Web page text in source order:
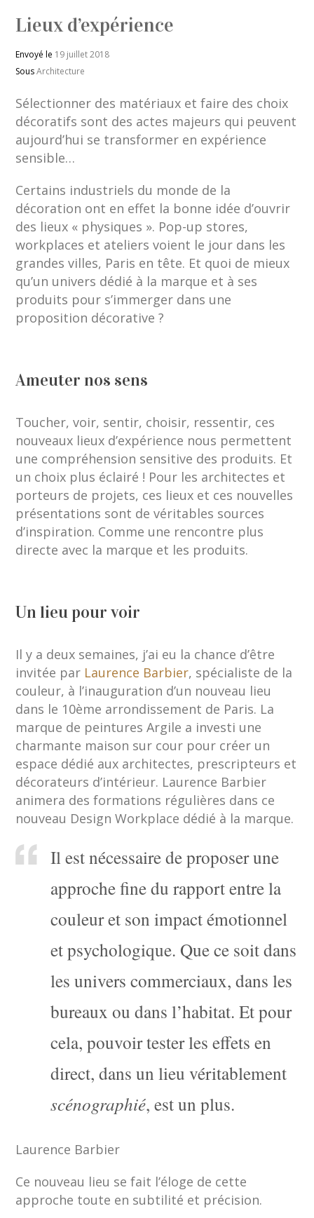
Lieux d’expérience
Envoyé le 19 juillet 2018
SousArchitecture
Sélectionner des matériaux et faire des choix
décoratifs sont des actes majeurs qui peuvent
aujourd’hui se transformer en expérience
sensible…
Certains industriels du monde de la
décoration ont en effet la bonne idée d’ouvrir
des lieux « physiques ». Pop-up stores,
workplaces et ateliers voient le jour dans les
grandes villes, Paris en tête. Et quoi de mieux
qu’un univers dédié à la marque et à ses
produits pour s’immerger dans une
proposition décorative ?
Ameuter nos sens
Toucher, voir, sentir, choisir, ressentir, ces
nouveaux lieux d’expérience nous permettent
une compréhension sensitive des produits. Et
un choix plus éclairé ! Pour les architectes et
porteurs de projets, ces lieux et ces nouvelles
présentations sont de véritables sources
d’inspiration. Comme une rencontre plus
directe avec la marque et les produits.
Un lieu pour voir
Il y a deux semaines, j’ai eu la chance d’être
invitée par Laurence Barbier, spécialiste de la
couleur, à l’inauguration d’un nouveau lieu
dans le 10ème arrondissement de Paris. La
marque de peintures Argile a investi une
charmante maison sur cour pour créer un
espace dédié aux architectes, prescripteurs et
décorateurs d’intérieur. Laurence Barbier
animera des formations régulières dans ce
nouveau Design Workplace dédié à la marque.
Il est nécessaire de proposer une
approche fine du rapport entre la
couleur et son impact émotionnel
et psychologique. Que ce soit dans
les univers commerciaux, dans les
bureaux ou dans l’habitat. Et pour
cela, pouvoir tester les effets en
direct, dans un lieu véritablement
scénographié, est un plus.
Laurence Barbier
Ce nouveau lieu se fait l’éloge de cette
approche toute en subtilité et précision.